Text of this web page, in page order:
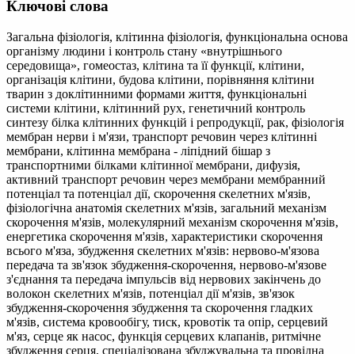
Ключові слова
Загальна фізіологія, клітинна фізіологія, функціональна основа
організму людини і контроль стану «внутрішнього
середовища», гомеостаз, клітина та її функції, клітини,
організація клітини, будова клітини, порівняння клітини
тварин з доклітинними формами життя, функціональні
системи клітини, клітинний рух, генетичний контроль
синтезу білка клітинних функцій і репродукції, рак, фізіологія
мембран нерви і м'язи, транспорт речовин через клітинні
мембрани, клітинна мембрана - ліпідний бішар з
транспортними білками клітинної мембрани, дифузія,
активний транспорт речовин через мембрани мембранний
потенціал та потенціал дії, скорочення скелетних м'язів,
фізіологічна анатомія скелетних м'язів, загальний механізм
скорочення м'язів, молекулярний механізм скорочення м'язів,
енергетика скорочення м'язів, характеристики скорочення
всього м'яза, збудження скелетних м'язів: нервово-м'язова
передача та зв'язок збудження-скорочення, нервово-м'язове
з'єднання та передача імпульсів від нервових закінчень до
волокон скелетних м'язів, потенціал дії м'язів, зв'язок
збудження-скорочення збудження та скорочення гладких
м'язів, система кровообігу, тиск, кровотік та опір, серцевий
м'яз, серце як насос, функція серцевих клапанів, ритмічне
збудження серця, спеціалізована збуджувальна та провідна